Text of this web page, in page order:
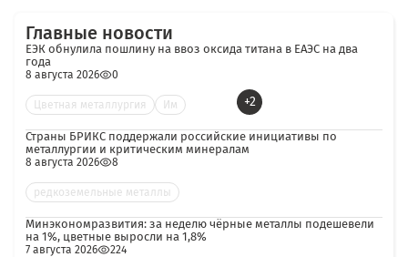
Главные новости
ЕЭК обнулила пошлину на ввоз оксида титана в ЕАЭС на два
года
8 августа 2026 0
Цветная металлургия Им +2
Страны БРИКС поддержали российские инициативы по
металлургии и критическим минералам
8 августа 2026 8
редкоземельные металлы
Минэкономразвития: за неделю чёрные металлы подешевели
на 1%, цветные выросли на 1,8%
7 августа 2026 224